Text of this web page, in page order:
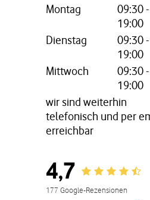
neuen Tab
Montag
09:30-
19:00
Dienstag
09:30-
19:00
Mittwoch
09:30-
19:00
wir sind weiterhin
telefonisch und per
erreichbar
4,7 Rating 4.7
177 Google-Rezensionen